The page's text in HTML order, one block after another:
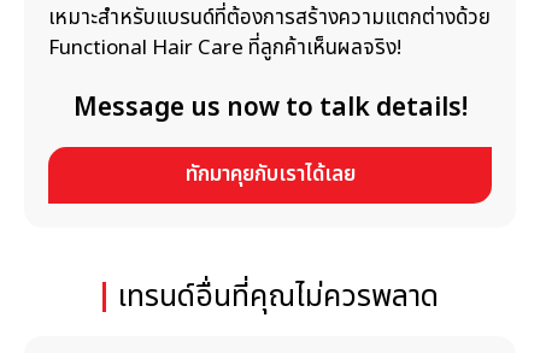
เหมาะสำหรับแบรนด์ที่ต้องการสร้างความแตกต่างด้วย
Functional Hair Care ที่ลูกค้าเห็นผลจริง!
Message us now to talk details!
ทักมาคุยกับเราได้เลย
เทรนด์อื่นที่คุณไม่ควรพลาด